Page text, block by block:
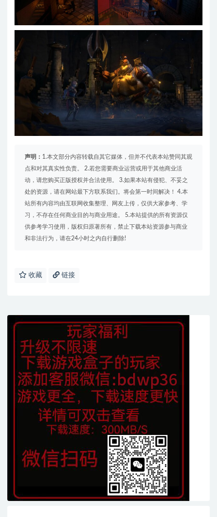
声明： 1.本文部分内容转载自其它媒体，但并不代表本站赞同其观
点和对其真实性负责。 2.若您需要商业运营或用于其他商业活
动，请您购买正版授权并合法使用。 3.如果本站有侵犯、不妥之
处的资源，请在网站最下方联系我们。将会第一时间解决！ 4.本
站所有内容均由互联网收集整理、网友上传，仅供大家参考、学
习，不存在任何商业目的与商业用途。 5.本站提供的所有资源仅
供参考学习使用，版权归原著所有，禁止下载本站资源参与商业
和非法行为，请在24小时之内自行删除!
收藏 链接